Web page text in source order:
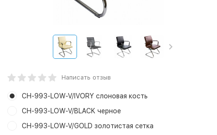
Написать отзыв
CH-993-LOW-V/IVORY слоновая кость
CH-993-LOW-V/BLACK черное
CH-993-LOW-V/GOLD золотистая сетка